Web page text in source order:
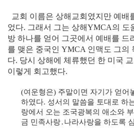
교회 이름은 상해교회였지만 예배
었다. 그래서 그는 상해YMCA의 도
방 하나를 얻어 그곳에서 예배를 드
를 맺은 중국인 YMCA 인맥도 그의
다. 당시 상해에 체류했던 한 미국
이렇게 회고했다.
(여운형은) 주말이면 자기가 얻어
하였다. 성서의 말씀을 토대로 하
랑에서 오는 조국광복의 애소와
금 민족사랑․나라사랑을 하도록